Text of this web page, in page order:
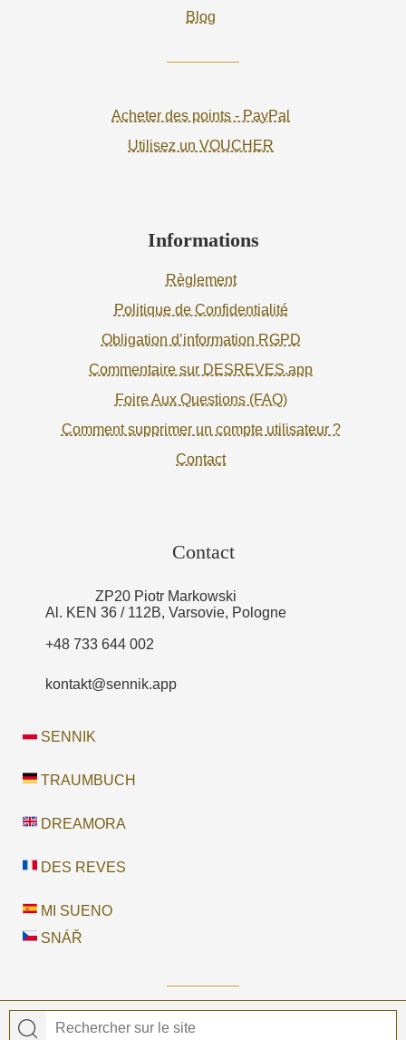
Blog
Acheter des points - PayPal
Utilisez un VOUCHER
Informations
Règlement
Politique de Confidentialité
Obligation d’information RGPD
Commentaire sur DESREVES.app
Foire Aux Questions (FAQ)
Comment supprimer un compte utilisateur ?
Contact
Contact
ZP20 Piotr Markowski
Al. KEN 36 / 112B, Varsovie, Pologne
+48 733 644 002
kontakt@sennik.app
SENNIK
TRAUMBUCH
DREAMORA
DES REVES
MI SUENO
SNÁŘ